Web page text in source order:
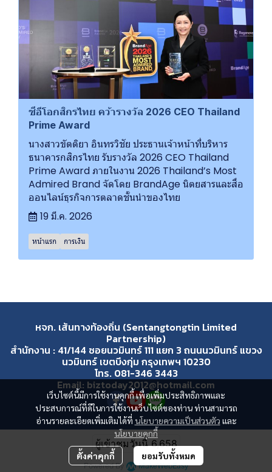
ซีอีโอกสิกรไทย คว้ารางวัล 2026 CEO Thailand
Prime Award
นางสาวขัตติยา อินทรวิชัย ประธานเจ้าหน้าที่บริหาร
ธนาคารกสิกรไทย รับรางวัล 2026 CEO Thailand
Prime Award ภายในงาน 2026 Thailand’s Most
Admired Brand จัดโดย BrandAge นิตยสารและสื่อ
ออนไลน์ธุรกิจการตลาดชั้นนำของไทย
19 มี.ค. 2026
หน้าแรก การเงิน
เว็บไซต์นี้มีการใช้งานคุกกี้ เพื่อเพิ่มประสิทธิภาพและ
ประสบการณ์ที่ดีในการใช้งานเว็บไซต์ของท่าน ท่านสามารถ
อ่านรายละเอียดเพิ่มเติมได้ที่ นโยบายความเป็นส่วนตัว และ
นโยบายคุกกี้
ตั้งค่าคุกกี้ ยอมรับทั้งหมด
หจก. เส้นทางท้องถิ่น (Sentangtongtin Limited
Partnership)
สำนักงาน : 41/144 ซอยนวมินทร์ 111 แยก 3 ถนนนวมินทร์ แขวง
นวมินทร์ เขตบึงกุ่ม กรุงเทพฯ 10230
โทร. 081-346 3443
Email: biztoday2012@hotmail.com
ผู้เข้าชมวันนี้6,658
Powered By MakeWebEasy